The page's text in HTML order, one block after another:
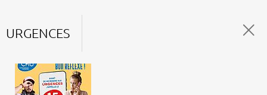
URGENCES